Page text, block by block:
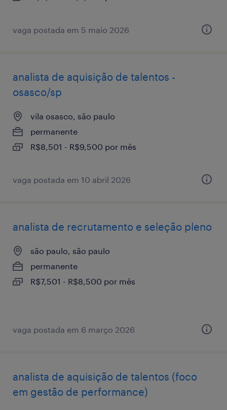
vaga postada em 5 maio 2026
analista de aquisição de talentos -
osasco/sp
vila osasco, são paulo
permanente
R$8,501 - R$9,500 por mês
vaga postada em 10 abril 2026
analista de recrutamento e seleção pleno
são paulo, são paulo
permanente
R$7,501 - R$8,500 por mês
vaga postada em 6 março 2026
analista de aquisição de talentos (foco
em gestão de performance)